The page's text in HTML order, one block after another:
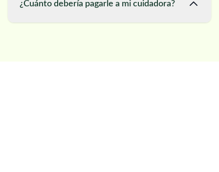
¿Cuánto debería pagarle a mi cuidadora?